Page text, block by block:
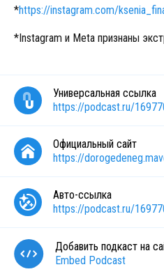
*https://instagram.com/
*Instagram и Meta признаны
Универсальная ссылка
https://podcast.ru/
Официальный сайт
https://
Авто-ссылка
https://podcast.ru/
Добавить подкаст на
Embed Podcast